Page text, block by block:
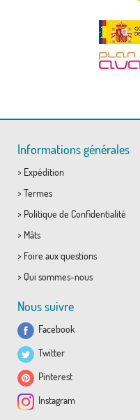
Informations générales
> Expédition
> Termes
> Politique de Confidentialité
> Mâts
> Foire aux questions
> Qui sommes-nous
Nous suivre
Facebook
Twitter
Pinterest
Instagram